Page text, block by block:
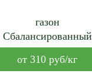
газон
Сбалансированный
от 310 руб/кг